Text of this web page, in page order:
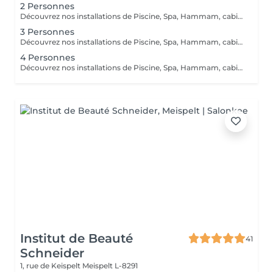
2 Personnes
Découvrez nos installations de Piscine, Spa, Hammam, cabine infrarouge, de la toute dernière génération que nous avons sélectionnés qualitativement tant ce projet nous tient à coeur.
3 Personnes
Découvrez nos installations de Piscine, Spa, Hammam, cabine infrarouge, de la toute dernière génération que nous avons sélectionnés qualitativement tant ce projet nous tient à coeur.
4 Personnes
Découvrez nos installations de Piscine, Spa, Hammam, cabine infrarouge, de la toute dernière génération que nous avons sélectionnés qualitativement tant ce projet nous tient à coeur.
Institut de Beauté
Schneider
41
1, rue de Keispelt Meispelt L-8291